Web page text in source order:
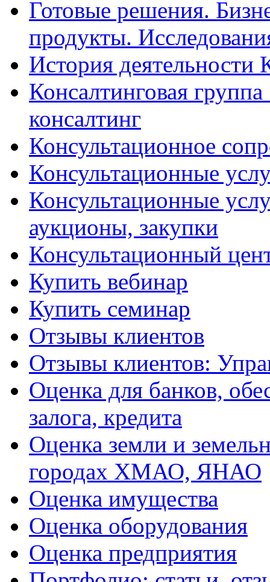
Готовые решения.
продукты.
История деятельности
Консалтинговая
консалтинг
Консультационное
Консультационные
Консультационные
аукционы, закупки
Консультационный
Купить вебинар
Купить семинар
Отзывы клиентов
Отзывы клиентов:
Оценка для банков,
залога, кредита
Оценка земли и
городах ХМАО, ЯНАО
Оценка имущества
Оценка оборудования
Оценка предприятия